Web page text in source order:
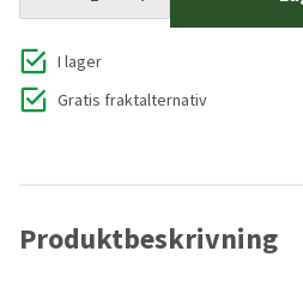
I lager
Gratis fraktalternativ
Produktbeskrivning